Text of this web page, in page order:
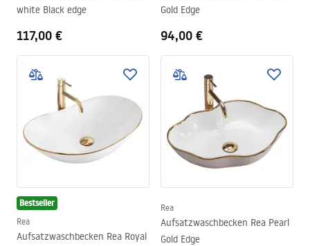
white Black edge
117,00 €
Gold Edge
94,00 €
Bestseller
Rea
Aufsatzwaschbecken Rea Royal
Rea
Aufsatzwaschbecken Rea Pearl
Gold Edge